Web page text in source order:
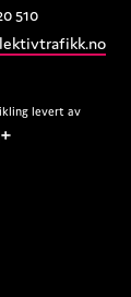
510
levert av